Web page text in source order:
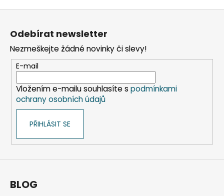
Z
Odebírat newsletter
Nezmeškejte žádné novinky či slevy!
E-mail
Vložením e-mailu souhlasíte s podmínkami
ochrany osobních údajů
PŘIHLÁSIT SE
BLOG